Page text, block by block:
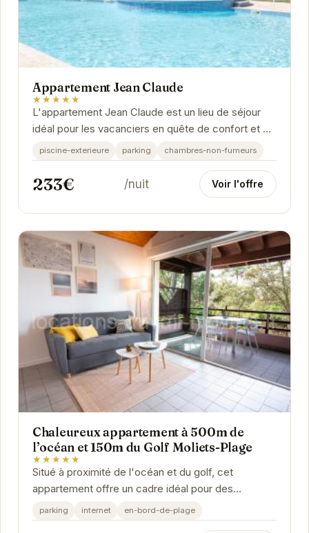
Appartement Jean Claude
★★★★★
L'appartement Jean Claude est un lieu de séjour
idéal pour les vacanciers en quête de confort et de
tranquillité. Situé dans un cadre paisible,...
piscine-exterieure parking chambres-non-fumeurs
233€ /nuit Voir l'offre
Chaleureux appartement à 500m de
l’océan et 150m du Golf Moliets-Plage
★★★★★
Situé à proximité de l'océan et du golf, cet
appartement offre un cadre idéal pour des
vacances relaxantes. Profitez du confort et de la...
parking internet en-bord-de-plage